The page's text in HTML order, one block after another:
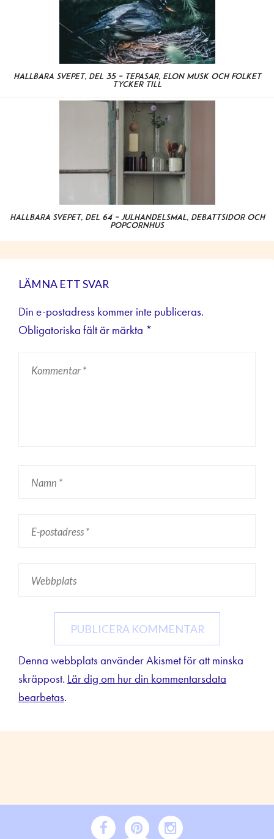
Hållbara svepet, del 35 – tepåsar, Elon Musk och folket
tycker till
Hållbara svepet, del 64 – julhandelsmål, debattsidor och
popcornhus
LÄMNA ETT SVAR
Din e-postadress kommer inte publiceras.
Obligatoriska fält är märkta *
Denna webbplats använder Akismet för att minska
skräppost. Lär dig om hur din kommentarsdata
bearbetas.